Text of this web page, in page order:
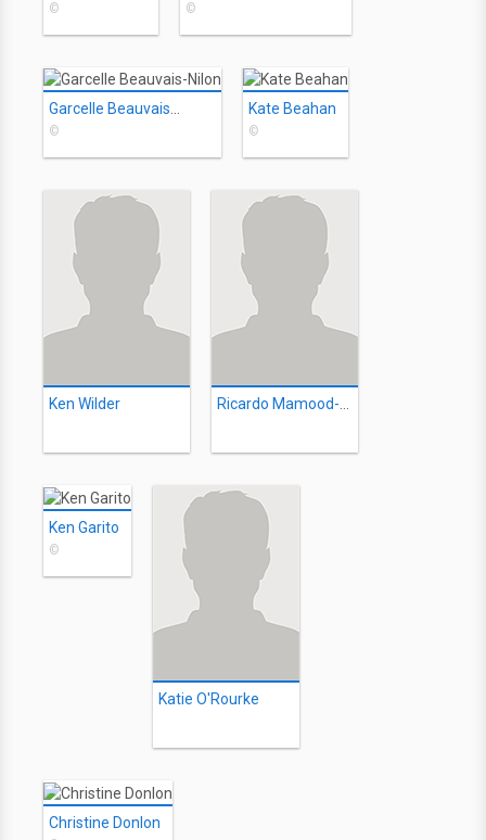
© ©
Garcelle Beauvais-Nilon
©
Kate Beahan
©
Ken Wilder Ricardo Mamood-Vega
Ken Garito
©
Katie O'Rourke
Christine Donlon